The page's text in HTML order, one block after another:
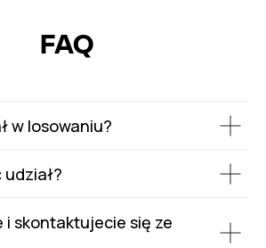
FAQ
w losowaniu?
i skontaktujecie się ze